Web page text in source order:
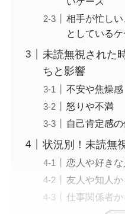
相手が忙し
としているケ
未読無視された
ちと影響
不安や焦燥感
怒りや不満
自己肯定感
状況別！未読無
恋人や好き
友人や知人
仕事関係者